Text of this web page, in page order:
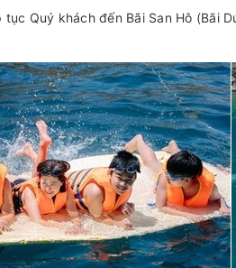
tục Quý khách đến Bãi San Hô (Bãi